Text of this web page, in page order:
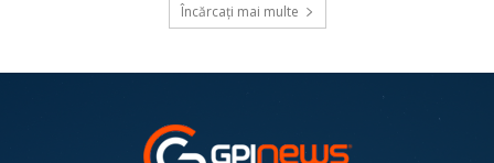
Încărcați mai multe